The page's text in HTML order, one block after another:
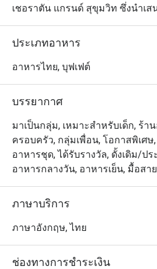
เชอราตัน แกรนด์ สุขุมวิท ซึ่งนำเ
สิกใน
มีสไตล์ร่วมสมัยใจกลางกรุงเทพฯ
ในท้องถิ่นและยั่งยืน และนำเสนอใน
ไป
ความประทับใจ.
ประเภทอาหาร
อาหารไทย, บุฟเฟต์
บรรยากาศ
มาเป็นกลุ่ม, เหมาะสำหรับเด็ก, ร้า
ครอบครัว, กลุ่มเพื่อน, โอกาสพิเศษ
อาหารชุด, ได้รับรางวัล, ดั้งเดิม/ป
อาหารกลางวัน, อาหารเย็น, มื้อสาย
ภาษาบริการ
ภาษาอังกฤษ, ไทย
ช่องทางการชำระเงิน